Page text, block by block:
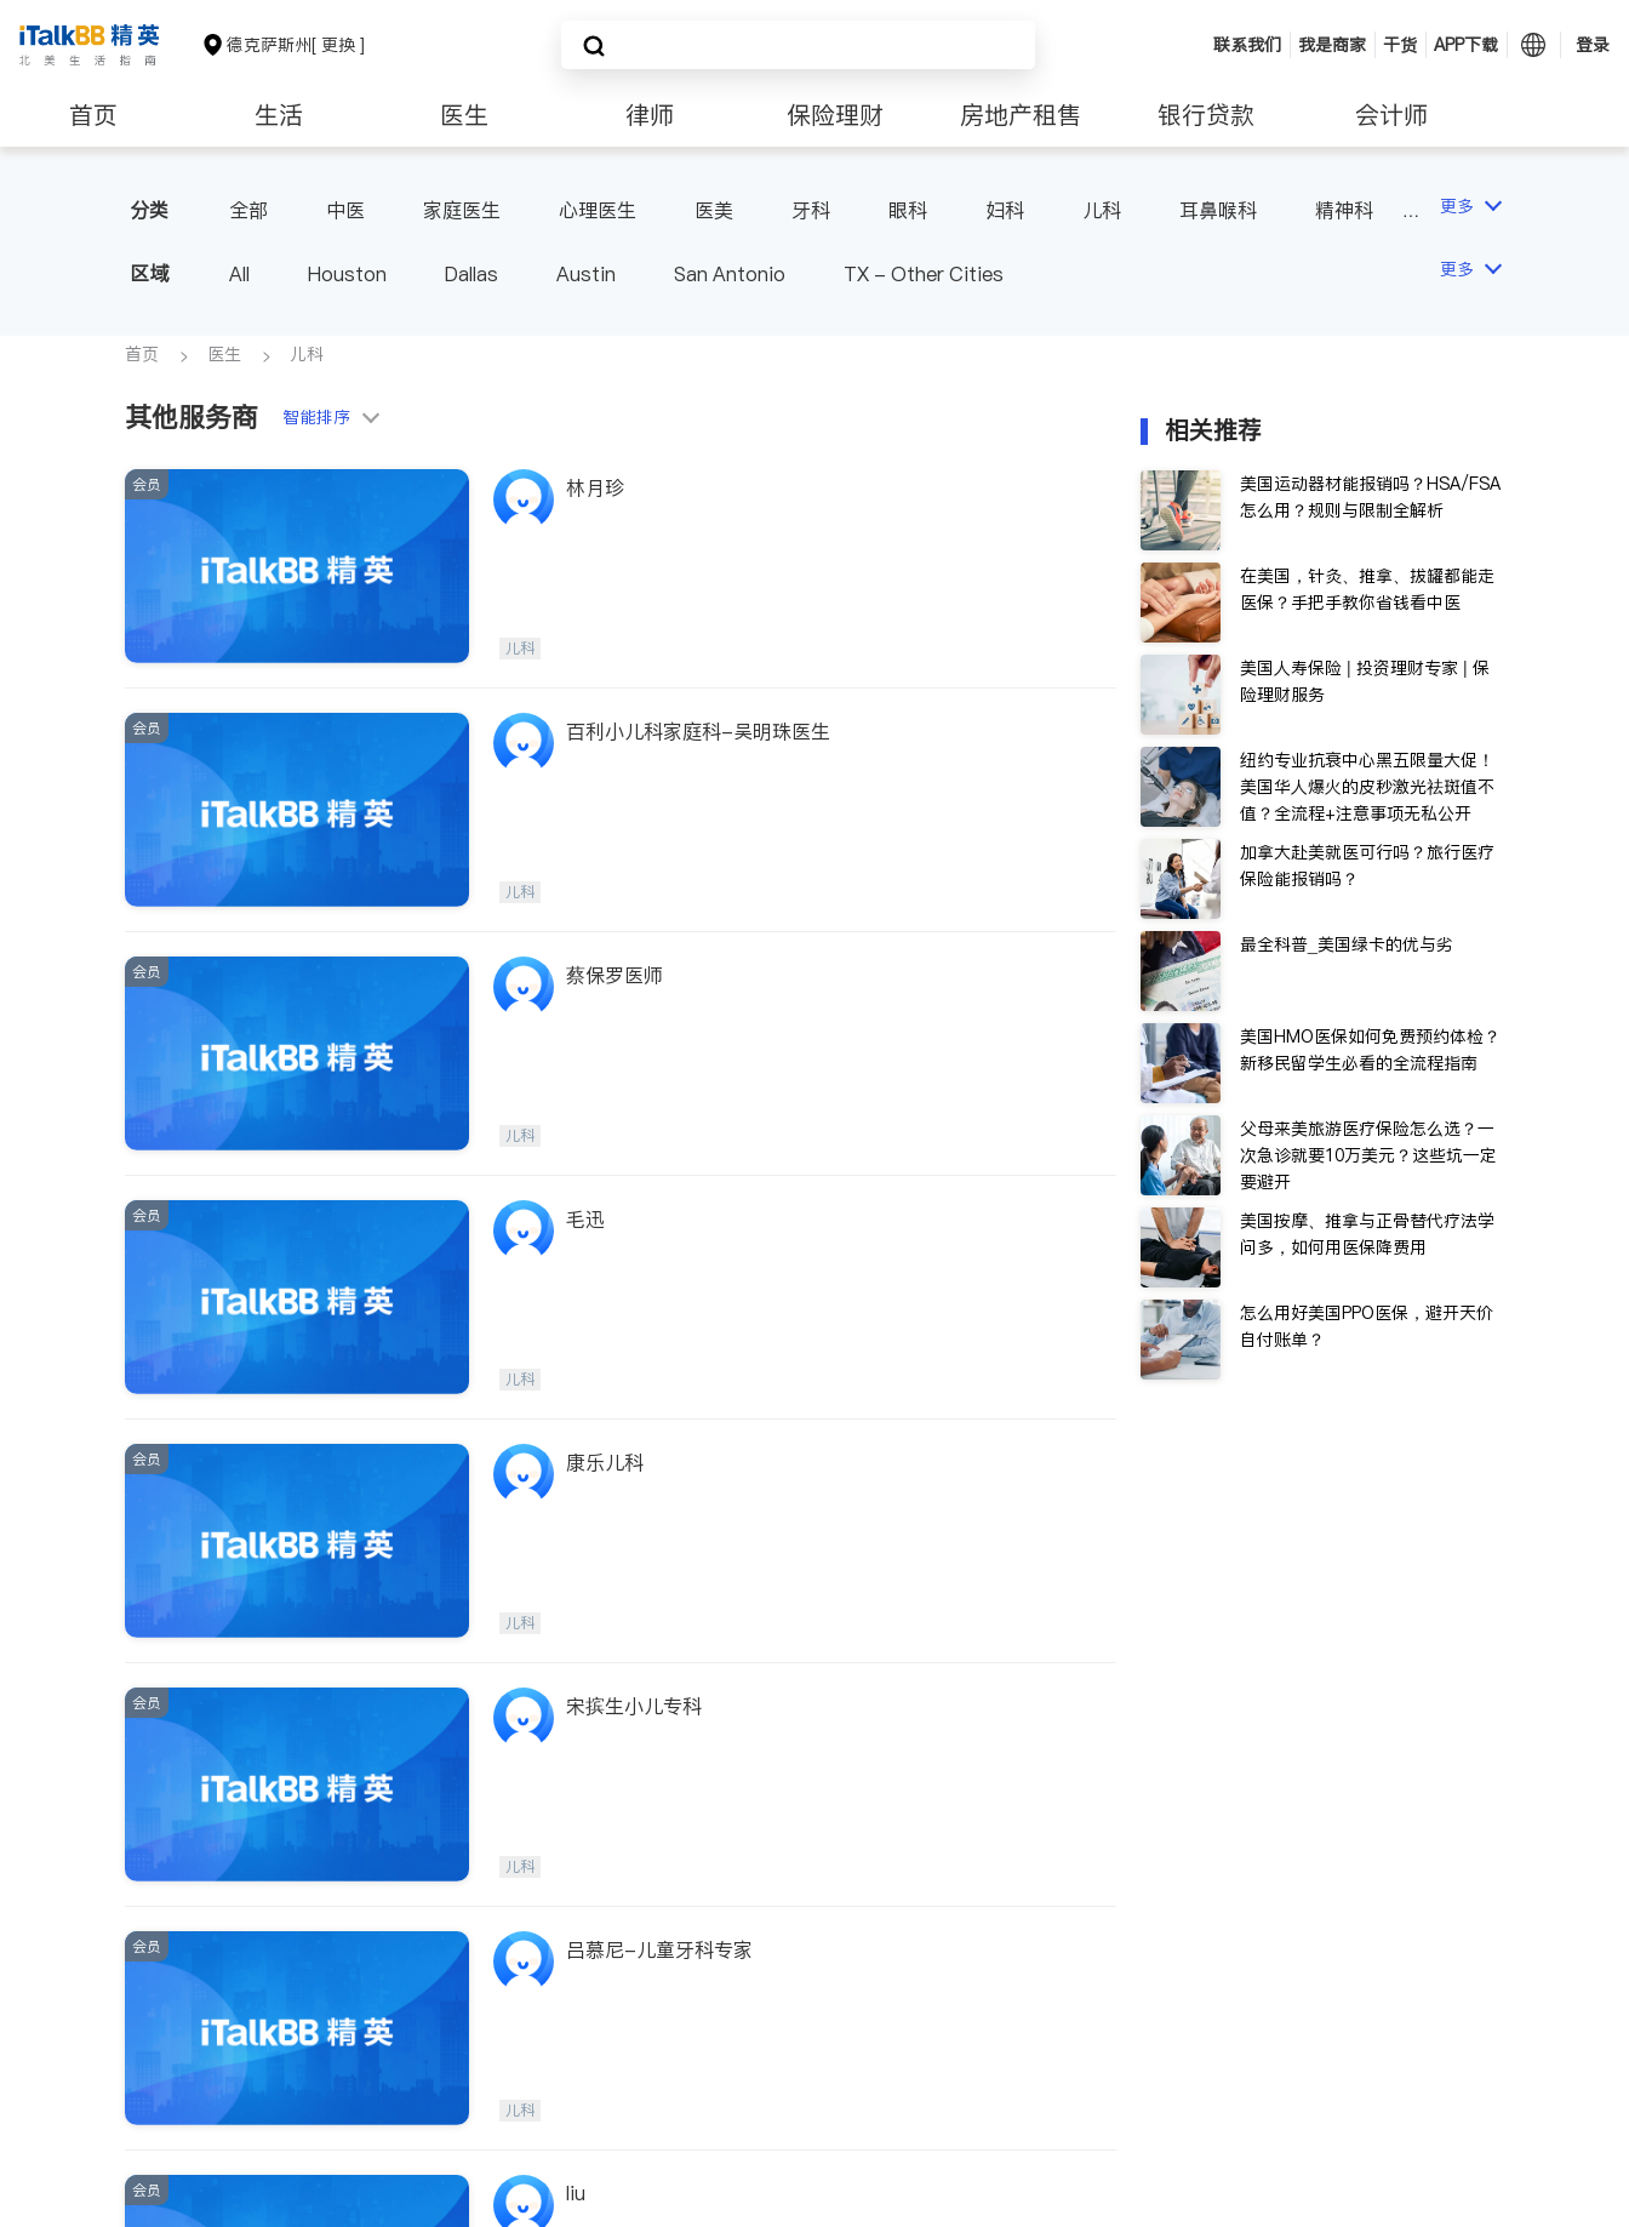
德克萨斯州[ 更换 ] 联系我们 我是商家 干货 APP下载 登录
首页 生活 医生 律师 保险理财 房地产租售 银行贷款 会计师
分类 全部 中医 家庭医生 心理医生 医美 牙科 眼科 妇科 儿科 耳鼻喉科
精神科
内分泌科
骨科
更多
区域 All Houston Dallas Austin San Antonio TX - Other Cities 更多
首页 医生 儿科
其他服务商 智能排序
会员 林月珍
儿科
会员 百利小儿科家庭科-吴明珠医生
儿科
会员 蔡保罗医师
儿科
会员 毛迅
儿科
会员 康乐儿科
儿科
会员 宋摈生小儿专科
儿科
会员 吕慕尼-儿童牙科专家
儿科
会员 liu
相关推荐
美国运动器材能报销吗？HSA/FSA
怎么用？规则与限制全解析
在美国，针灸、推拿、拔罐都能走
医保？手把手教你省钱看中医
美国人寿保险 | 投资理财专家 | 保
险理财服务
纽约专业抗衰中心黑五限量大促！
美国华人爆火的皮秒激光祛斑值不
值？全流程+注意事项无私公开
加拿大赴美就医可行吗？旅行医疗
保险能报销吗？
最全科普_美国绿卡的优与劣
美国HMO医保如何免费预约体检？
新移民留学生必看的全流程指南
父母来美旅游医疗保险怎么选？一
次急诊就要10万美元？这些坑一定
要避开
美国按摩、推拿与正骨替代疗法学
问多，如何用医保降费用
怎么用好美国PPO医保，避开天价
自付账单？